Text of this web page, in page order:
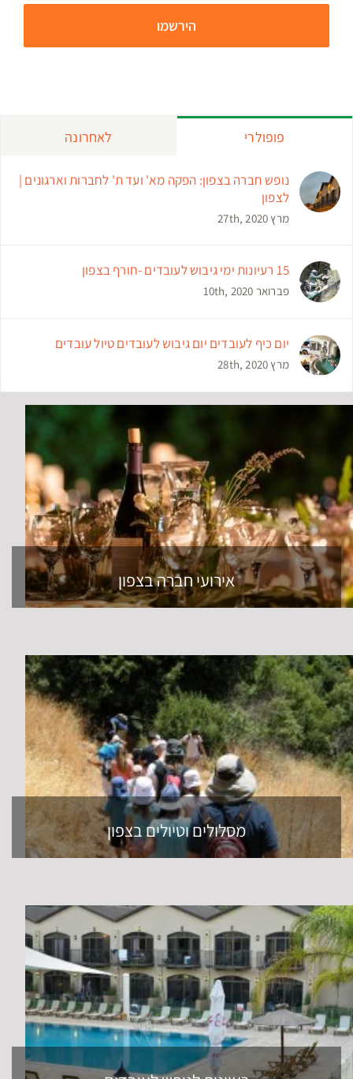
פופולרי לאחרונה
נופש חברה בצפון: הפקה מא' ועד ת' לחברות וארגונים |
לצפון
מרץ 27th, 2020
15 רעיונות ימי גיבוש לעובדים -חורף בצפון
פברואר 10th, 2020
יום כיף לעובדים יום גיבוש לעובדים טיול עובדים
מרץ 28th, 2020
אירועי חברה בצפון
מסלולים וטיולים בצפון